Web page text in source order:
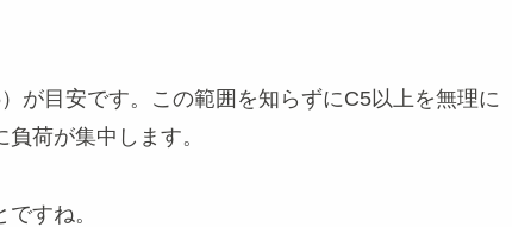
が目安です。この範囲を知らずにC5以上を無理に
荷が集中します。
すね。